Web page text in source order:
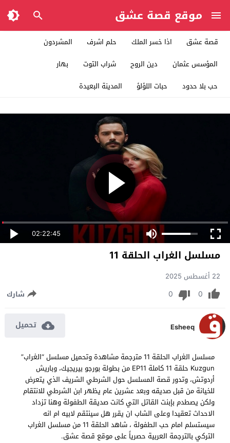
موقع قصة عشق
قصة عشق اذا خسر الملك حلم اشرف
المشردون
المؤسس عثمان
دين الروح شراب التوت
بهار
حب بلا حدود
حبات اللؤلؤ المدينة البعيدة
02:22:45
مسلسل الغراب الحلقة 11
22 أغسطس 2025
0
0 شارك
Esheeq تحميل
مسلسل الغراب الحلقة 11 مترجمة مشاهدة وتحميل مسلسل “الغراب”
Kuzgun حلقة 11 كاملة EP11 من بطولة بورجو بيريجيك، وباريش
أردوتش، وتدور قصة المسلسل حول الشرطي الشريف الذي يتعرض
للخيانة من قبل صديقه وبعد عشرين عام يظهر ابن الشرطي للانتقام
ولكن يصطدم بإبنت القاتل التي كانت صديقة الطفولة وهنا تزداد
الاحداث تعقيدا وعلى الشاب ان يقرر هل سينتقم لابيه ام انه
سيستسلم امام حب الطفولة ، شاهد الحلقة 11 من مسلسل الغراب
التركي بالترجمة العربية حصرياً على موقع قصة عشق.